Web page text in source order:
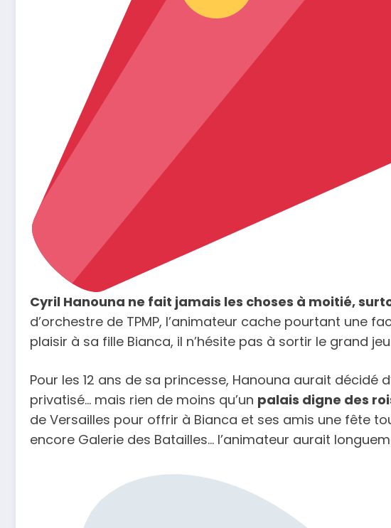
Cyril Hanouna ne fait jamais les choses à moitié,
d’orchestre de TPMP, l’animateur cache pourtant une
plaisir à sa fille Bianca, il n’hésite pas à sortir le grand
Pour les 12 ans de sa princesse, Hanouna aurait
privatisé… mais rien de moins qu’un palais digne des
de Versailles pour offrir à Bianca et ses amis une fête
encore Galerie des Batailles… l’animateur aurait